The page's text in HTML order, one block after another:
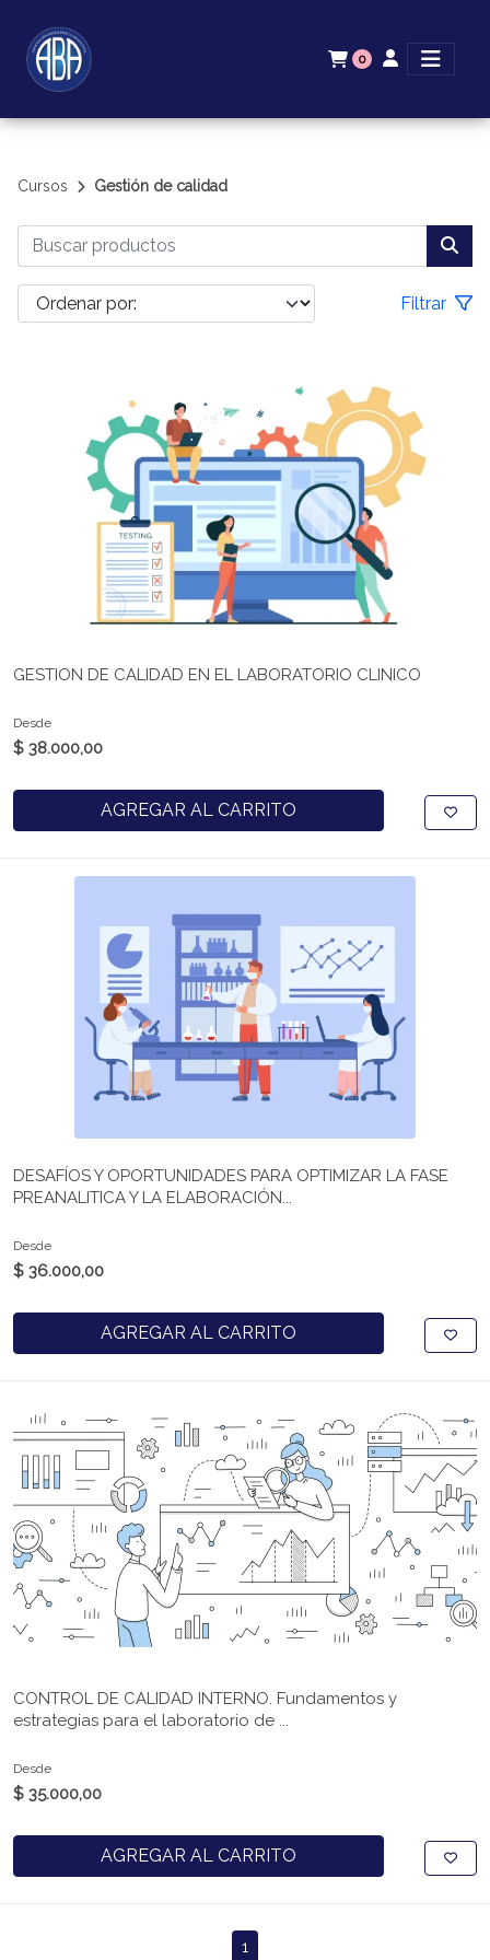
0
Cursos Gestión de calidad
Filtrar
GESTION DE CALIDAD EN EL LABORATORIO CLINICO
Desde
$ 38.000,00
AGREGAR AL CARRITO
DESAFÍOS Y OPORTUNIDADES PARA OPTIMIZAR LA FASE
PREANALITICA Y LA ELABORACIÓN...
Desde
$ 36.000,00
AGREGAR AL CARRITO
CONTROL DE CALIDAD INTERNO. Fundamentos y
estrategias para el laboratorio de ...
Desde
$ 35.000,00
AGREGAR AL CARRITO
1